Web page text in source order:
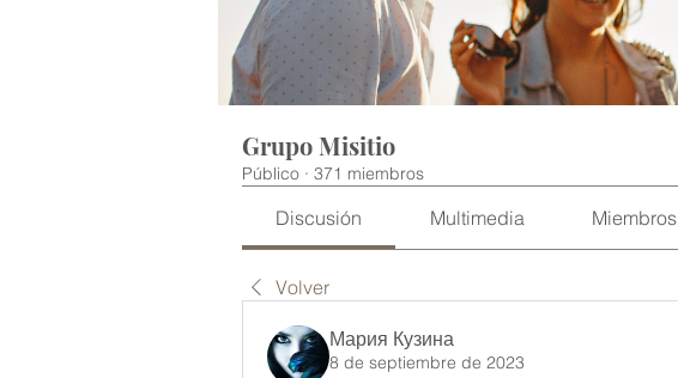
Grupo Misitio
Público · 371 miembros
Discusión Multimedia Miembros
Volver
Мария Кузина
8 de septiembre de 2023